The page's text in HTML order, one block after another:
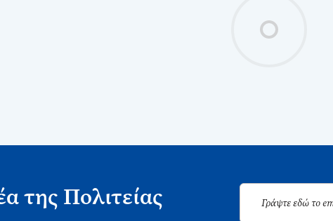
της Πολιτείας